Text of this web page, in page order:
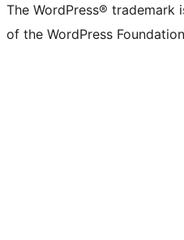
The WordPress®
of the WordPress